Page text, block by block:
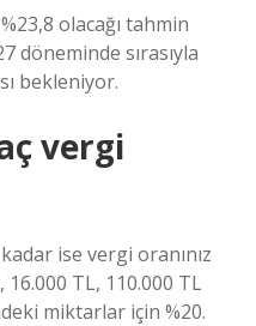
olacağı tahmin
döneminde sırasıyla
bekleniyor.
vergi
ise vergi oranınız
16.000 TL, 110.000 TL
miktarlar için %20.